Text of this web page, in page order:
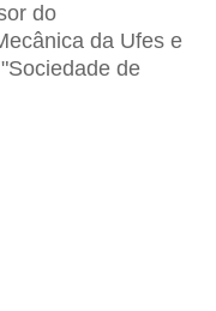
do
da Ufes e
de